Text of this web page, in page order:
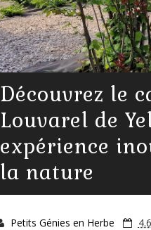
Découvrez le
Louvarel de
expérience
la nature
Petits Génies en Herbe